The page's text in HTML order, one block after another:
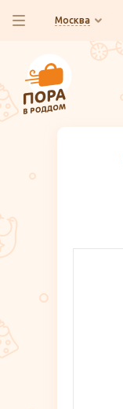
Москва